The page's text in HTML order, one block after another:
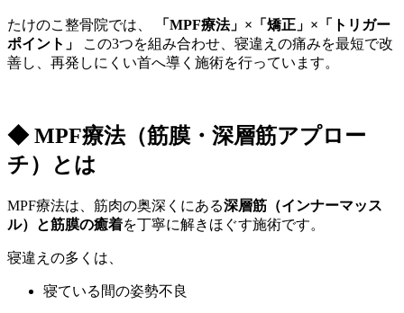
たけのこ整骨院では、
「MPF療法」×「矯正」×「トリガー
ポイント」
この3つを組み合わせ、寝違えの痛みを最短で改
善し、再発しにくい首へ導く施術を行っています。
◆ MPF療法（筋膜・深層筋アプロー
チ）とは
MPF療法は、筋肉の奥深くにある深層筋（インナーマッス
ル）と筋膜の癒着を丁寧に解きほぐす施術です。
寝違えの多くは、
寝ている間の姿勢不良